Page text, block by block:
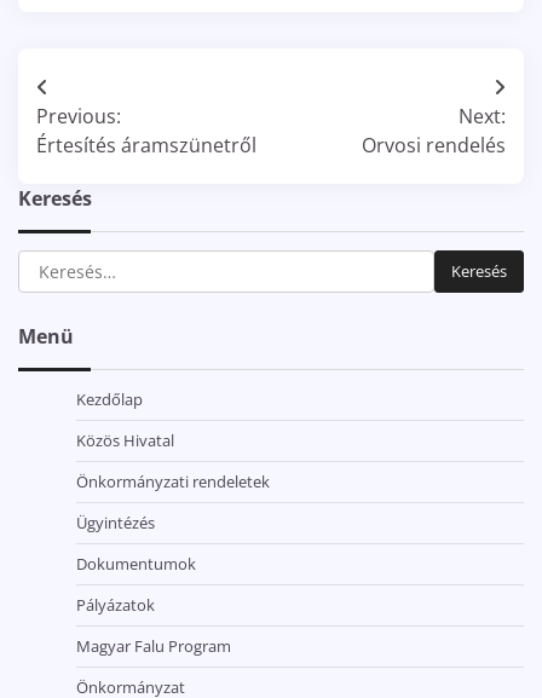
Bejegyzés
navigáció
Previous:
Értesítés áramszünetről
Next:
Orvosi rendelés
Keresés
Keresés:
Menü
Kezdőlap
Közös Hivatal
Önkormányzati rendeletek
Ügyintézés
Dokumentumok
Pályázatok
Magyar Falu Program
Önkormányzat